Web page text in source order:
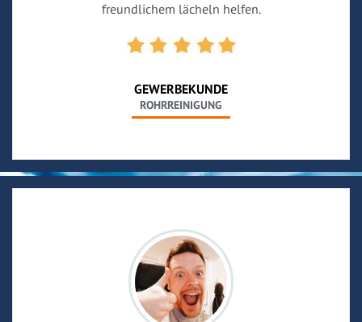
freundlichem lächeln helfen.
GEWERBEKUNDE
ROHRREINIGUNG